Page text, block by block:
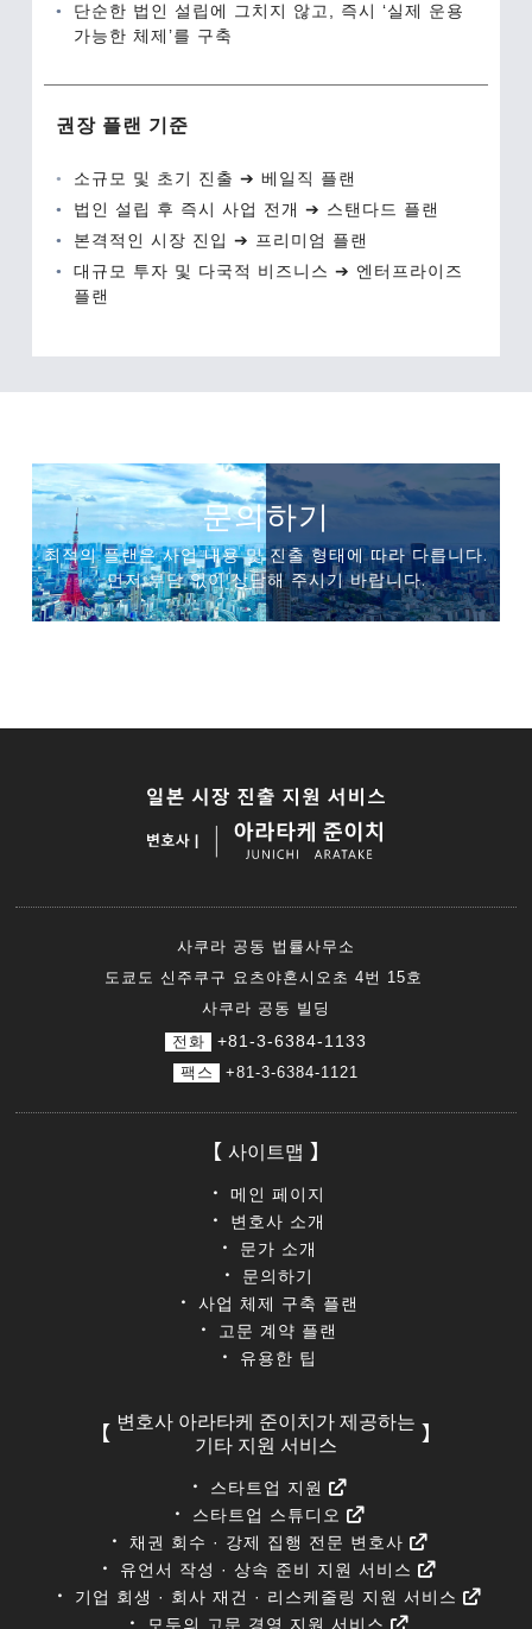
단순한 법인 설립에 그치지 않고, 즉시 ‘실제 운용
가능한 체제’를 구축
권장 플랜 기준
소규모 및 초기 진출 ➔ 베일직 플랜
법인 설립 후 즉시 사업 전개 ➔ 스탠다드 플랜
본격적인 시장 진입 ➔ 프리미엄 플랜
대규모 투자 및 다국적 비즈니스 ➔ 엔터프라이즈
플랜
문의하기
최적의 플랜은 사업 내용 및 진출 형태에 따라 다릅니다.
먼저 부담 없이 상담해 주시기 바랍니다.
사쿠라 공동 법률사무소
도쿄도 신주쿠구 요츠야혼시오초 4번 15호
사쿠라 공동 빌딩
전화
+81-3-6384-1133
팩스 +81-3-6384-1121
사이트맵
메인 페이지
변호사 소개
문가 소개
문의하기
사업 체제 구축 플랜
고문 계약 플랜
유용한 팁
변호사 아라타케 준이치가 제공하는
기타 지원 서비스
스타트업 지원
스타트업 스튜디오
채권 회수 · 강제 집행 전문 변호사
유언서 작성 · 상속 준비 지원 서비스
기업 회생 · 회사 재건 · 리스케줄링 지원 서비스
모두의 고문 경영 지원 서비스